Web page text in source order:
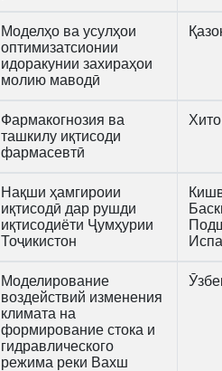
Моделҳо ва усулҳои
оптимизатсионии
идоракунии захираҳои
молию маводӣ
Фармакогнозия ва
ташкилу иқтисоди
фармасевтӣ
Нақши ҳамгироии
иқтисодӣ дар рушди
иқтисодиёти Ҷумҳурии
Тоҷикистон
Моделирование
воздействий изменения
климата на
формирование стока и
гидравлического
режима реки Вахш